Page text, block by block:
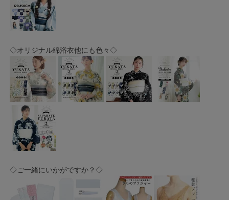
◇オリジナル綿浴衣他にも色々◇
◇ご一緒にいかがですか？◇